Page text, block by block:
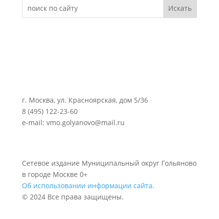
г. Москва, ул. Красноярская, дом 5/36
8 (495) 122-23-60
e-mail: vmo.golyanovo@mail.ru
Сетевое издание Муниципальный округ Гольяново
в городе Москве 0+
Об использовании информации сайта.
© 2024 Все права защищены.